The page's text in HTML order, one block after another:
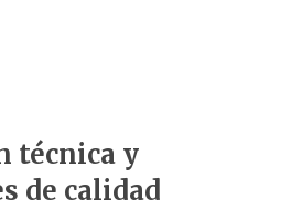
técnica y
de calidad